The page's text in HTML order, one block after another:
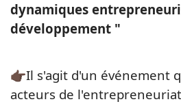
dynamiques
développement "
👉🏿Il s'agit d'un
acteurs de